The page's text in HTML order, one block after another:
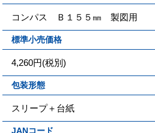
コンパス Ｂ１５５㎜ 製図用
標準小売価格
4,260円(税別)
包装形態
スリープ＋台紙
JANコード